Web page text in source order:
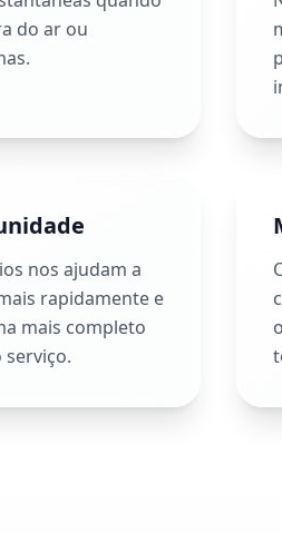
do ar ou
nos ajudam a
rapidamente e
mais completo